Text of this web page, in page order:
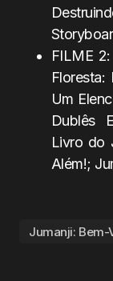
FILME
Um
Dublês
Livro do
Além!;
Jumanji: Bem-